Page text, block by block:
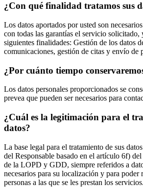
¿Con qué finalidad tratamos sus
Los datos aportados por usted son
con todas las garantías el servicio solicitado,
siguientes finalidades: Gestión de los datos
comunicaciones, gestión de citas y envío de
¿Por cuánto tiempo
Los datos personales proporcionados se
prevea que pueden ser necesarios para
¿Cuál es la legitimación para el
datos?
La base legal para el tratamiento de sus
del Responsable basado en el artículo 6f)
de la LOPD y GDD, siempre referidos a
necesarios para su localización y para poder
personas a las que se les prestan los servicios.